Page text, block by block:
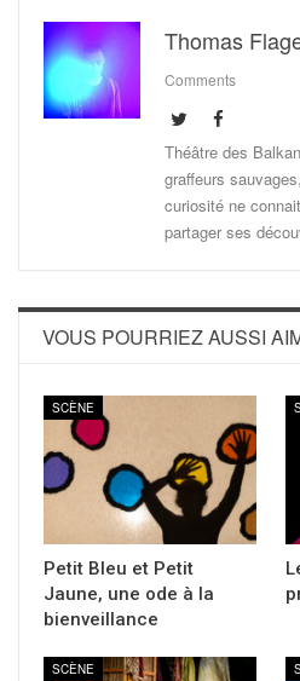
Thomas
Comments
Théâtre des
graffeurs
curiosité ne
partager ses
VOUS POURRIEZ AUSSI
SCÈNE
Petit Bleu et Petit
Jaune, une ode à la
bienveillance
SCÈNE